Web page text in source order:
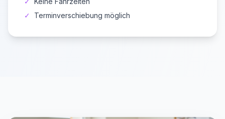
✓
Terminverschiebung möglich